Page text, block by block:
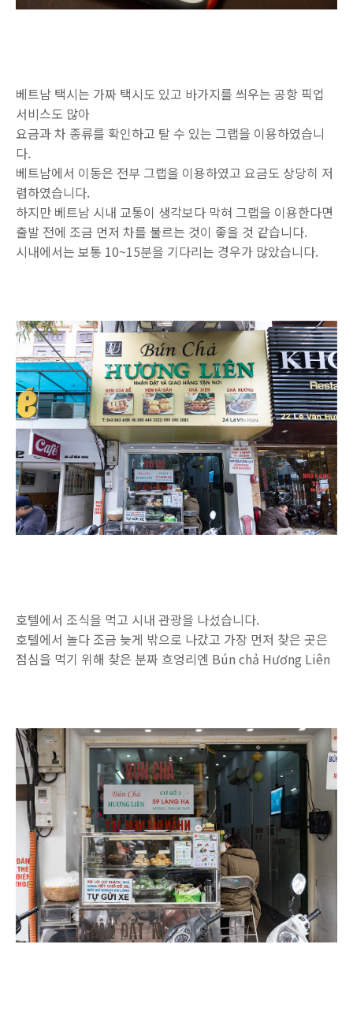
베트남 택시는 가짜 택시도 있고 바가지를 씌우는 공항 픽업
서비스도 많아
요금과 차 종류를 확인하고 탈 수 있는 그랩을 이용하였습니
다.
베트남에서 이동은 전부 그랩을 이용하였고 요금도 상당히 저
렴하였습니다.
하지만 베트남 시내 교통이 생각보다 막혀 그랩을 이용한다면
출발 전에 조금 먼저 차를 불르는 것이 좋을 것 같습니다.
시내에서는 보통 10~15분을 기다리는 경우가 많았습니다.
호텔에서 조식을 먹고 시내 관광을 나섰습니다.
호텔에서 놀다 조금 늦게 밖으로 나갔고 가장 먼저 찾은 곳은
점심을 먹기 위해 찾은 분짜 흐엉리엔 Bún chả Hương Liên